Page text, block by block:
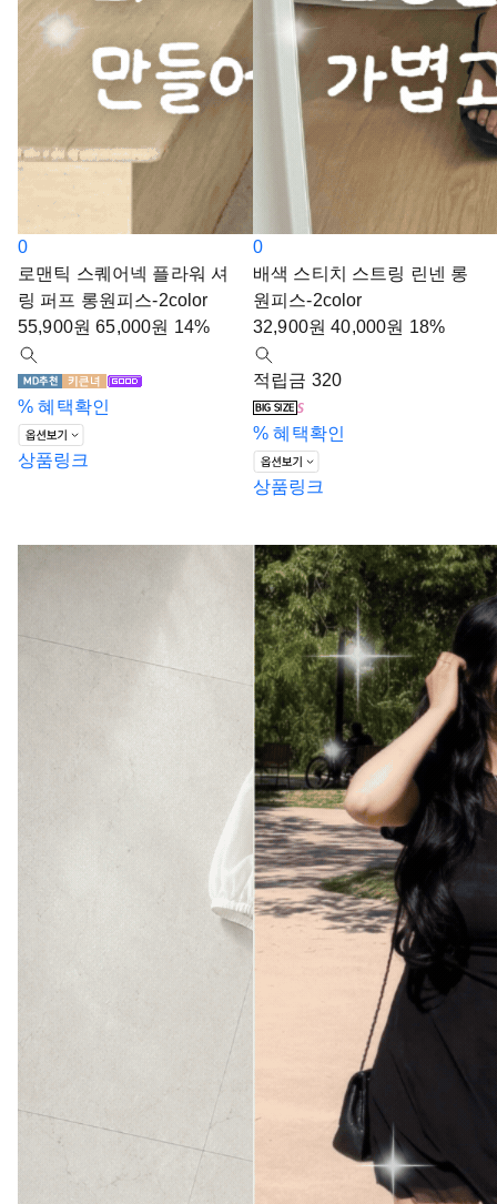
0
로맨틱 스퀘어넥 플라워 셔
링 퍼프 롱원피스-2color
55,900원 65,000원 14%
% 혜택확인
상품링크
0
배색 스티치 스트링 린넨 롱
원피스-2color
32,900원 40,000원 18%
적립금 320
% 혜택확인
상품링크